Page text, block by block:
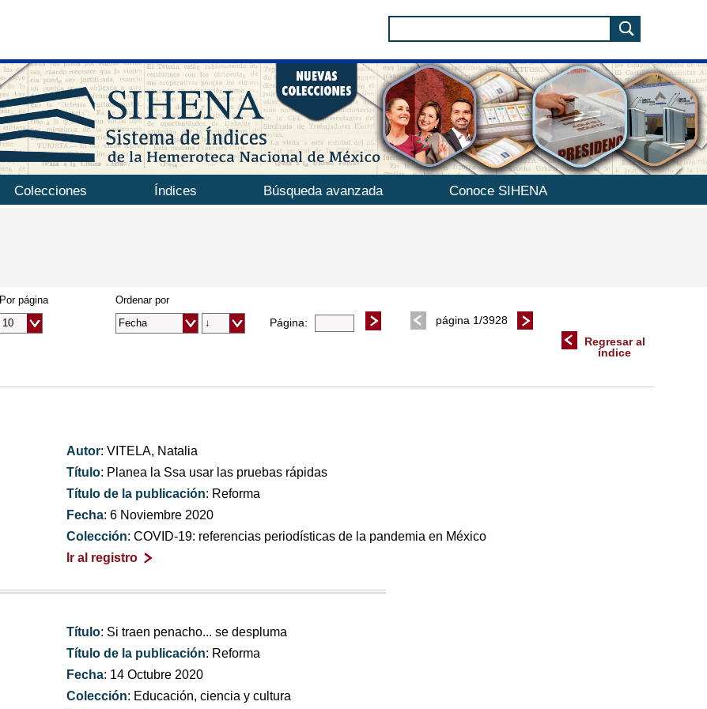
Colecciones Índices Búsqueda avanzada Conoce SIHENA
Ordenar por
Por página
Página:
página 1/3928
Regresar al
índice
Autor: VITELA, Natalia
Título: Planea la Ssa usar las pruebas rápidas
Título de la publicación: Reforma
Fecha: 6 Noviembre 2020
Colección: COVID-19: referencias periodísticas de la pandemia en México
Ir al registro
Título: Si traen penacho... se despluma
Título de la publicación: Reforma
Fecha: 14 Octubre 2020
Colección: Educación, ciencia y cultura